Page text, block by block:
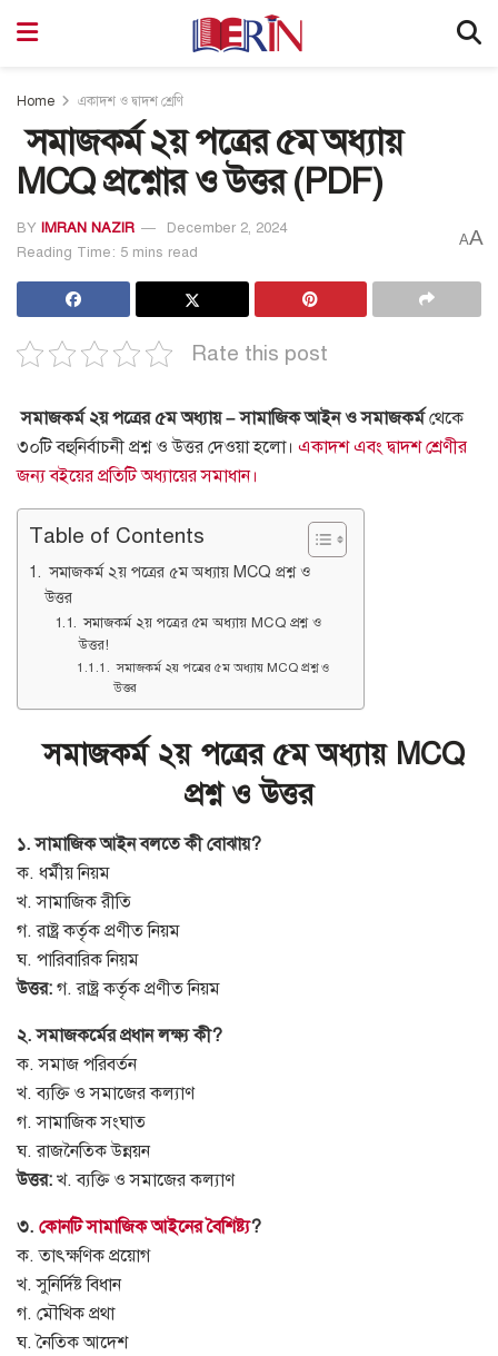
Home একাদশ ও দ্বাদশ শ্রেণি
সমাজকর্ম ২য় পত্রের ৫ম অধ্যায়
MCQ প্রশ্নোর ও উত্তর (PDF)
BY IMRAN NAZIR
December 2, 2024
Reading Time: 5 mins read
AA
Rate this post
সমাজকর্ম ২য় পত্রের ৫ম অধ্যায় – সামাজিক আইন ও সমাজকর্মথেকে
৩০টি বহুনির্বাচনী প্রশ্ন ও উত্তর দেওয়া হলো। একাদশ এবং দ্বাদশ শ্রেণীর
জন্য বইয়ের প্রতিটি অধ্যায়ের সমাধান।
Table of Contents
সমাজকর্ম ২য় পত্রের ৫ম অধ্যায় MCQ প্রশ্ন ও
উত্তর
সমাজকর্ম ২য় পত্রের ৫ম অধ্যায় MCQ প্রশ্ন ও
উত্তর!
সমাজকর্ম ২য় পত্রের ৫ম অধ্যায় MCQ প্রশ্ন ও
উত্তর
সমাজকর্ম ২য় পত্রের ৫ম অধ্যায় MCQ
প্রশ্ন ও উত্তর
১. সামাজিক আইন বলতে কী বোঝায়?
ক. ধর্মীয় নিয়ম
খ. সামাজিক রীতি
গ. রাষ্ট্র কর্তৃক প্রণীত নিয়ম
ঘ. পারিবারিক নিয়ম
উত্তর: গ. রাষ্ট্র কর্তৃক প্রণীত নিয়ম
২. সমাজকর্মের প্রধান লক্ষ্য কী?
ক. সমাজ পরিবর্তন
খ. ব্যক্তি ও সমাজের কল্যাণ
গ. সামাজিক সংঘাত
ঘ. রাজনৈতিক উন্নয়ন
উত্তর: খ. ব্যক্তি ও সমাজের কল্যাণ
৩. কোনটি সামাজিক আইনের বৈশিষ্ট্য?
ক. তাৎক্ষণিক প্রয়োগ
খ. সুনির্দিষ্ট বিধান
গ. মৌখিক প্রথা
ঘ. নৈতিক আদেশ